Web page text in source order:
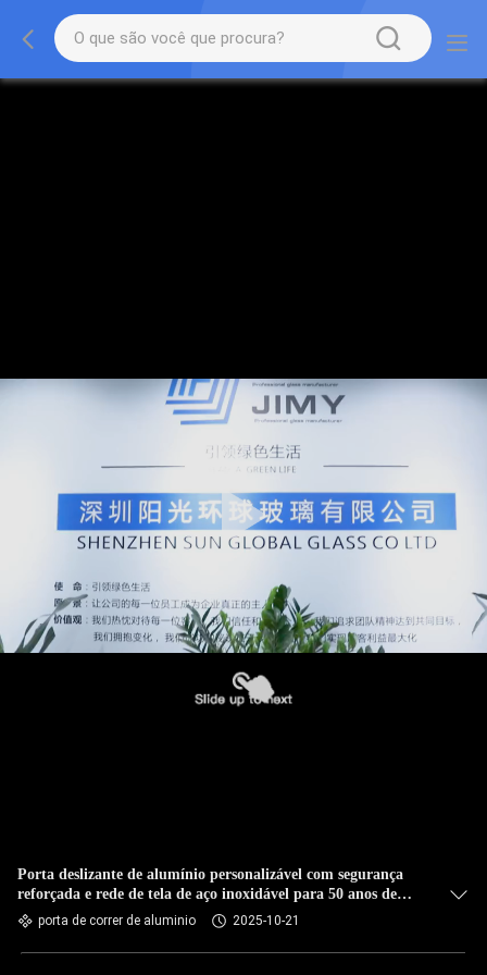
Porta deslizante de alumínio personalizável com segurança
reforçada e rede de tela de aço inoxidável para 50 anos de
durabilidade
porta de correr de aluminio 2025-10-21